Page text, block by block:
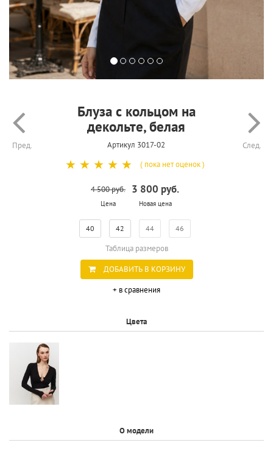
Пред.
Блуза с кольцом на
декольте, белая
Артикул 3017-02 След.
☆
☆
☆
☆
☆ ( пока нет оценок )
4 500 руб.
Цена
3 800 руб.
Новая цена
40 42 44 46
Таблица размеров
ДОБАВИТЬ В КОРЗИНУ
+ в сравнения
Цвета
О модели